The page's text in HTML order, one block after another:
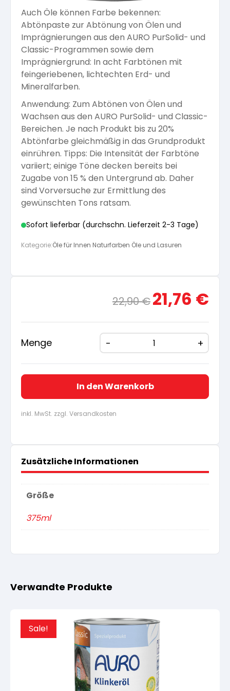
Öle für Außen
Pflege und Reinigung
Versiegelung für Beton
Pflege
Kalkfarben
Anti Schimmelfarbe
Latexfarben
Spezialfarben
Silikatfarben
Pflege und Reinigung
Spezialprodukte
Arbeitshandschuhe
Dichtmassen
Farbwalzen
Pinsel und Bürsten
Schleifmittel
Auch Öle können Farbe bekennen:
Abtönpaste zur Abtönung von Ölen und
Imprägnierungen aus den AURO PurSolid- und
Classic-Programmen sowie dem
Imprägniergrund: In acht Farbtönen mit
feingeriebenen, lichtechten Erd- und
Mineralfarben.
Anwendung: Zum Abtönen von Ölen und
Wachsen aus den AURO PurSolid- und Classic-
Bereichen. Je nach Produkt bis zu 20%
Abtönfarbe gleichmäßig in das Grundprodukt
einrühren. Tipps: Die Intensität der Farbtöne
variiert; einige Töne decken bereits bei
Zugabe von 15 % den Untergrund ab. Daher
sind Vorversuche zur Ermittlung des
gewünschten Tons ratsam.
Sofort lieferbar (durchschn. Lieferzeit 2-3 Tage)
Kategorie:Öle für Innen Naturfarben Öle und Lasuren
22,90€
Ursprünglicher
Preis
21,76 €
Menge
In den Warenkorb
inkl. MwSt. zzgl. Versandkosten
Zusätzliche Informationen
Größe
375ml
Verwandte Produkte
Sale!